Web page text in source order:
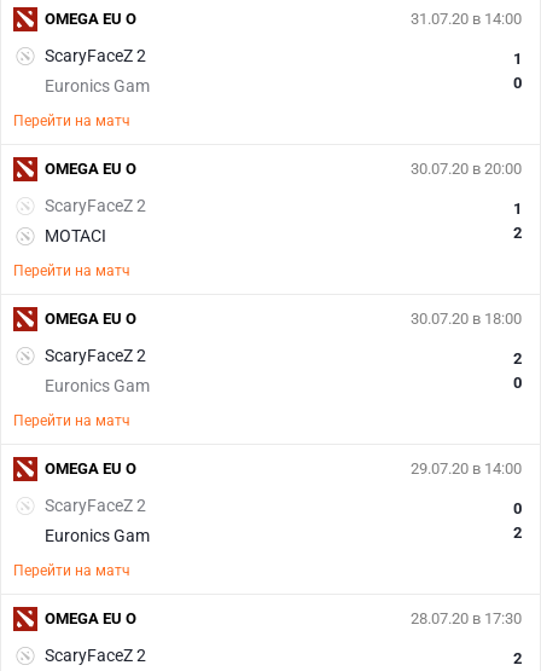
31.07.20 в 14:00
ScaryFaceZ 2
Euronics Gam
1
0
Перейти на матч
OMEGA EU O
30.07.20 в 20:00
ScaryFaceZ 2
MOTACI
1
2
Перейти на матч
OMEGA EU O
30.07.20 в 18:00
ScaryFaceZ 2
Euronics Gam
2
0
Перейти на матч
OMEGA EU O
29.07.20 в 14:00
ScaryFaceZ 2
Euronics Gam
0
2
Перейти на матч
OMEGA EU O
28.07.20 в 17:30
ScaryFaceZ 2
2
OMEGA EU O